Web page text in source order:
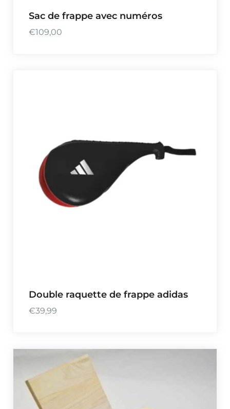
Sac de frappe avec numéros
€109,00
Double raquette de frappe adidas
€39,99